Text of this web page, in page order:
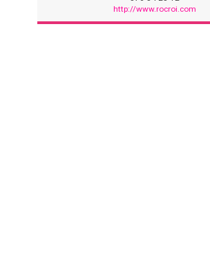
http://www.rocroi.com